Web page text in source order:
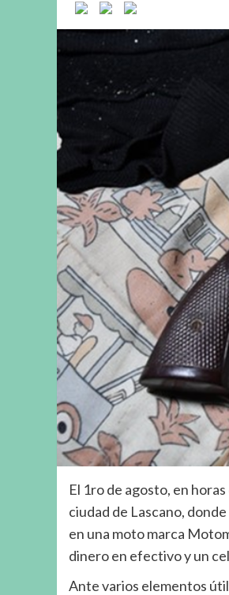
El 1ro de agosto, en
ciudad de Lascano,
en una moto marca
dinero en efectivo y un
Ante varios elementos